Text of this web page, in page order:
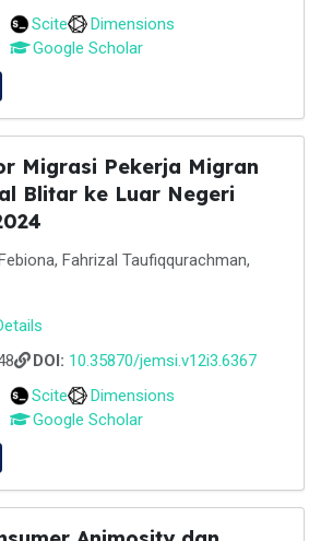
Scite
Dimensions
Google Scholar
Migrasi Pekerja Migran
Blitar ke Luar Negeri
Fahrizal Taufiqqurachman,
DOI: 10.35870/jemsi.v12i3.6367
Scite
Dimensions
Google Scholar